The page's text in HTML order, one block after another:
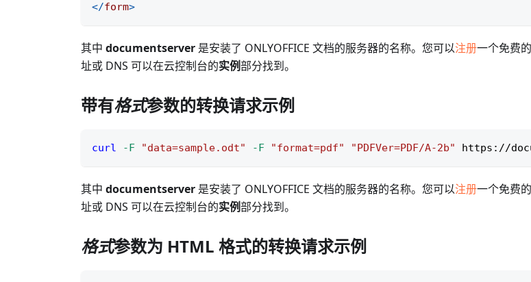
</form>
其中 documentserver 是安装了 ONLYOFFICE 文档的服务器的名称。您可以注册一个免费
址或 DNS 可以在云控制台的实例部分找到。
带有格式参数的转换请求示例
curl -F "data=sample.odt" -F "format=pdf" "PDFVer=PDF/A-2b" https://
其中 documentserver 是安装了 ONLYOFFICE 文档的服务器的名称。您可以注册一个免费
址或 DNS 可以在云控制台的实例部分找到。
格式参数为 HTML 格式的转换请求示例